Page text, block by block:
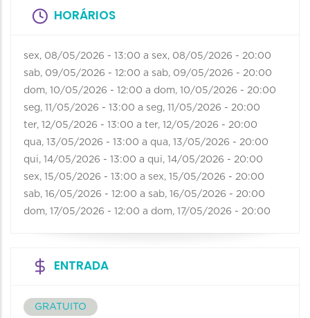
HORÁRIOS
sex, 08/05/2026 - 13:00 a sex, 08/05/2026 - 20:00
sab, 09/05/2026 - 12:00 a sab, 09/05/2026 - 20:00
dom, 10/05/2026 - 12:00 a dom, 10/05/2026 - 20:00
seg, 11/05/2026 - 13:00 a seg, 11/05/2026 - 20:00
ter, 12/05/2026 - 13:00 a ter, 12/05/2026 - 20:00
qua, 13/05/2026 - 13:00 a qua, 13/05/2026 - 20:00
qui, 14/05/2026 - 13:00 a qui, 14/05/2026 - 20:00
sex, 15/05/2026 - 13:00 a sex, 15/05/2026 - 20:00
sab, 16/05/2026 - 12:00 a sab, 16/05/2026 - 20:00
dom, 17/05/2026 - 12:00 a dom, 17/05/2026 - 20:00
ENTRADA
GRATUITO